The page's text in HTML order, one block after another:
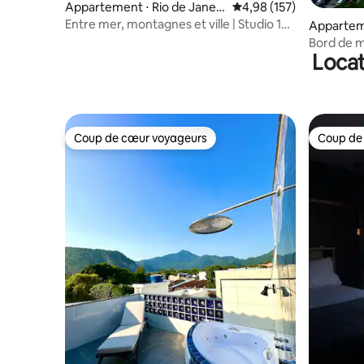
Appartement ⋅ Rio de Janeir
o
Évaluation moyenne
4,98 (157)
Entre mer, montagnes et ville | Studio 124
o
Bord de
Coup de cœur voyageurs
Coup de cœur voyageurs Coup
Coup